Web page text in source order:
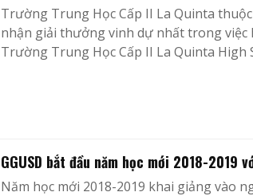
Trường Trung Học Cấp II La Quinta
nhận giải thưởng vinh dự nhất trong việc
Trường Trung Học Cấp II La Quinta High
GGUSD bắt đầu năm học mới 2018-2019
Năm học mới 2018-2019 khai giảng vào